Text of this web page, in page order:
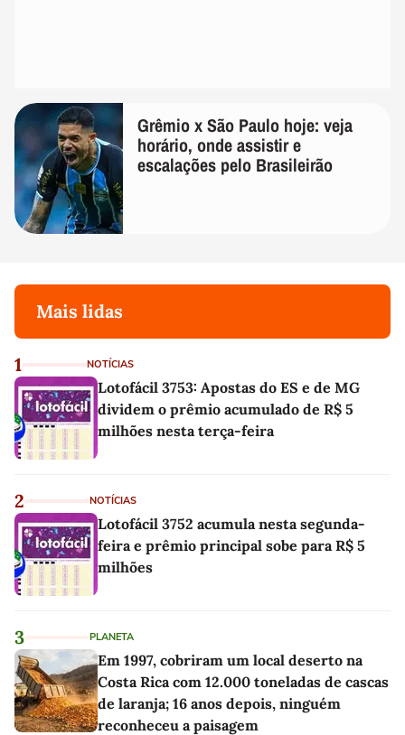
Grêmio x São Paulo hoje: veja
horário, onde assistir e
escalações pelo Brasileirão
Mais lidas
1 NOTÍCIAS
Lotofácil 3753: Apostas do ES e de MG
dividem o prêmio acumulado de R$ 5
milhões nesta terça-feira
2 NOTÍCIAS
Lotofácil 3752 acumula nesta segunda-
feira e prêmio principal sobe para R$ 5
milhões
3 PLANETA
Em 1997, cobriram um local deserto na
Costa Rica com 12.000 toneladas de cascas
de laranja; 16 anos depois, ninguém
reconheceu a paisagem